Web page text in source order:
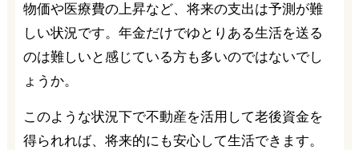
物価や医療費の上昇など、将来の支出は予測が難
しい状況です。年金だけでゆとりある生活を送る
のは難しいと感じている方も多いのではないでし
ょうか。
このような状況下で不動産を活用して老後資金を
得られれば、将来的にも安心して生活できます。